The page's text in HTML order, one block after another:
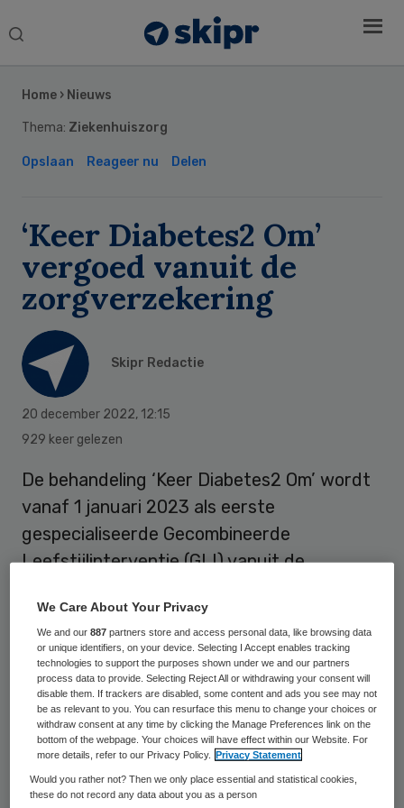
Search
Home › Nieuws
Thema: Ziekenhuiszorg
Opslaan Reageer nu Delen
‘Keer Diabetes2 Om’
vergoed vanuit de
zorgverzekering
Skipr Redactie
20 december 2022, 12:15
929 keer gelezen
De behandeling ‘Keer Diabetes2 Om’ wordt
vanaf 1 januari 2023 als eerste
gespecialiseerde Gecombineerde
Leefstijlinterventie (GLI) vanuit de
Diabetesfonds.
Deze gespecialiseerde GLI is ontwikkeld
voor mensen met diabetes type 2 of een
hoog risico hierop. Een voorwaarde is wel
dat mensen een ‘lage complexiteit’ hebben,
ze gebruiken geen diabetesmedicatie of
Sidebar
We Care About Your Privacy
We and our887 partners store and access personal data, like browsing data
or unique identifiers, on your device. Selecting I Accept enables tracking
technologies to support the purposes shown under we and our partners
process data to provide. Selecting Reject All or withdrawing your consent will
disable them. If trackers are disabled, some content and ads you see may not
be as relevant to you. You can resurface this menu to change your choices or
withdraw consent at any time by clicking the Manage Preferences link on the
bottom of the webpage. Your choices will have effect within our Website. For
more details, refer to our Privacy Policy.
Privacy Statement
Would you rather not? Then we only place essential and statistical cookies,
these do not record any data about you as a person